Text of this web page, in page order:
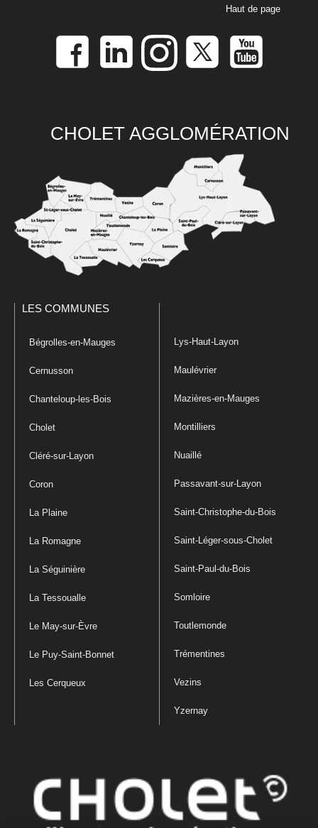
Haut de page
CHOLET AGGLOMÉRATION
LES COMMUNES
Bégrolles-en-Mauges
Cernusson
Chanteloup-les-Bois
Cholet
Cléré-sur-Layon
Coron
La Plaine
La Romagne
La Séguinière
La Tessoualle
Le May-sur-Èvre
Le Puy-Saint-Bonnet
Les Cerqueux
Lys-Haut-Layon
Maulévrier
Mazières-en-Mauges
Montilliers
Nuaillé
Passavant-sur-Layon
Saint-Christophe-du-Bois
Saint-Léger-sous-Cholet
Saint-Paul-du-Bois
Somloire
Toutlemonde
Trémentines
Vezins
Yzernay